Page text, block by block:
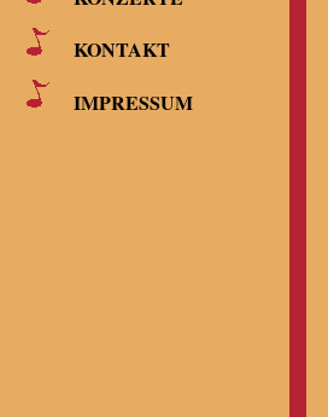
KONTAKT
IMPRESSUM